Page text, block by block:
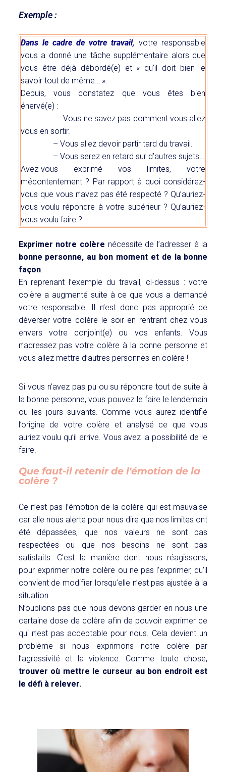
Exemple :
Dans le cadre de votre travail, votre responsable
vous a donné une tâche supplémentaire alors que
vous être déjà débordé(e) et « qu’il doit bien le
savoir tout de même… ».
Depuis, vous constatez que vous êtes bien
énervé(e) :
– Vous ne savez pas comment vous allez
vous en sortir.
– Vous allez devoir partir tard du travail.
– Vous serez en retard sur d’autres sujets…
Avez-vous exprimé vos limites, votre
mécontentement ? Par rapport à quoi considérez-
vous que vous n’avez pas été respecté ? Qu’auriez-
vous voulu répondre à votre supérieur ? Qu’auriez-
vous voulu faire ?
Exprimer notre colère nécessite de l’adresser à la
bonne personne, au bon moment et de la bonne
façon.
En reprenant l’exemple du travail, ci-dessus : votre
colère a augmenté suite à ce que vous a demandé
votre responsable. Il n’est donc pas approprié de
déverser votre colère le soir en rentrant chez vous
envers votre conjoint(e) ou vos enfants. Vous
n’adressez pas votre colère à la bonne personne et
vous allez mettre d’autres personnes en colère !
Si vous n’avez pas pu ou su répondre tout de suite à
la bonne personne, vous pouvez le faire le lendemain
ou les jours suivants. Comme vous aurez identifié
l’origine de votre colère et analysé ce que vous
auriez voulu qu’il arrive. Vous avez la possibilité de le
faire.
Que faut-il retenir de l'émotion de la
colère ?
Ce n’est pas l’émotion de la colère qui est mauvaise
car elle nous alerte pour nous dire que nos limites ont
été dépassées, que nos valeurs ne sont pas
respectées ou que nos besoins ne sont pas
satisfaits. C’est la manière dont nous réagissons,
pour exprimer notre colère ou ne pas l’exprimer, qu’il
convient de modifier lorsqu’elle n’est pas ajustée à la
situation.
N’oublions pas que nous devons garder en nous une
certaine dose de colère afin de pouvoir exprimer ce
qui n’est pas acceptable pour nous. Cela devient un
problème si nous exprimons notre colère par
l’agressivité et la violence. Comme toute chose,
trouver où mettre le curseur au bon endroit est
le défi à relever.